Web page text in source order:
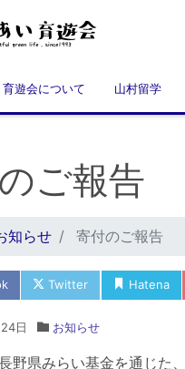
育遊会について 山村留学
ご報告
知らせ 寄付のご報告
Twitter Hatena
日 お知らせ
野県みらい基金を通じた、